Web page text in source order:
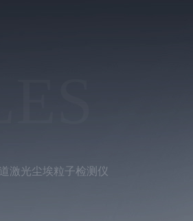
激光尘埃粒子检测仪